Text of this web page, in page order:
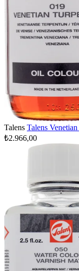
Talens Talens
₺2.966,00